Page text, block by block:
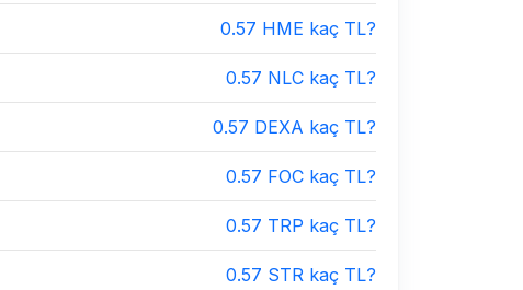
0.57 HME kaç TL?
0.57 NLC kaç TL?
0.57 DEXA kaç TL?
0.57 FOC kaç TL?
0.57 TRP kaç TL?
0.57 STR kaç TL?